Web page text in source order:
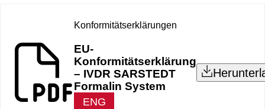
Konformitätserklärungen
EU-
Konformitätserklärung
– IVDR SARSTEDT
Formalin System
ENG